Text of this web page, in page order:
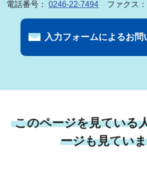
電話番号：0246-22-7494 ファクス
入力フォームによるお問
このページを見ている
ージも見てい